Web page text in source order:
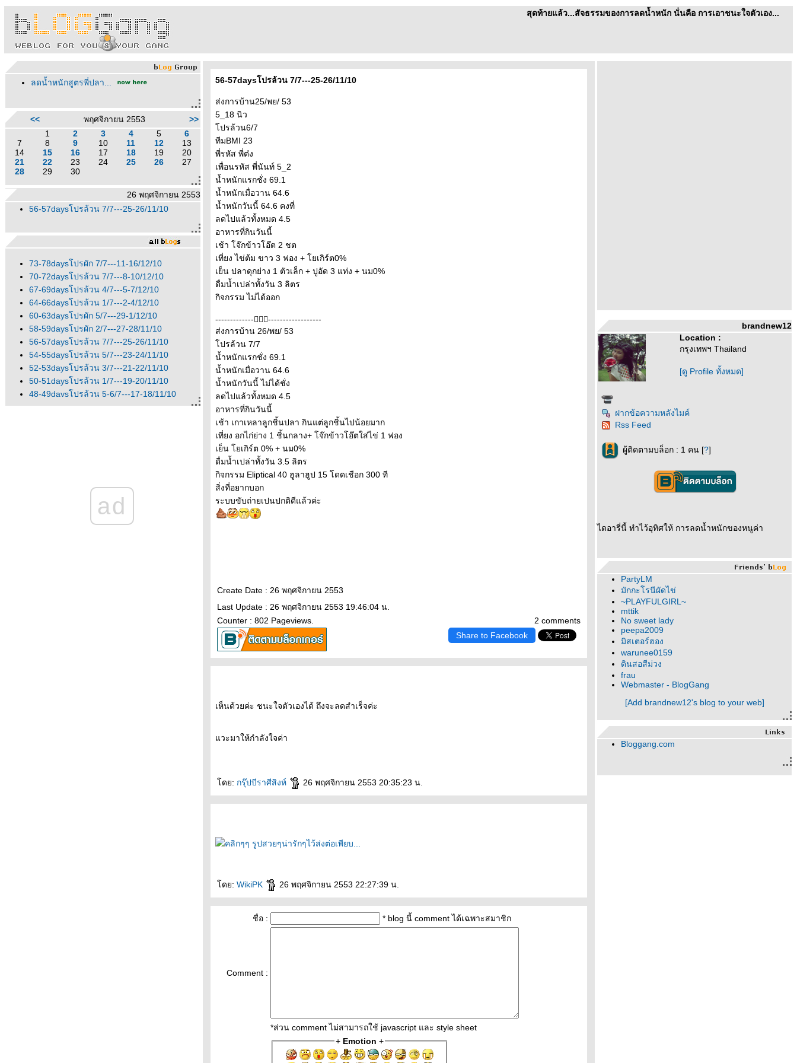
สุดท้ายแล้ว...สัจธรรมของการลดน้ำหนัก นั่นคือ การเอาชนะใจตัวเอง...
ลดน้ำหนักสูตรพี่ปลา...
<< พฤศจิกายน 2553
>>
1
2 3 4 5
6
7
8 9 10 11 12
13
14
15 16 17 18 19
20
21
22 23 24 25 26
27
28
29 30
26 พฤศจิกายน 2553
56-57daysโปรล้วน 7/7---25-26/11/10
73-78daysโปรผัก 7/7---11-16/12/10
70-72daysโปรล้วน 7/7---8-10/12/10
67-69daysโปรล้วน 4/7---5-7/12/10
64-66daysโปรล้วน 1/7---2-4/12/10
60-63daysโปรผัก 5/7---29-1/12/10
58-59daysโปรผัก 2/7---27-28/11/10
56-57daysโปรล้วน 7/7---25-26/11/10
54-55daysโปรล้วน 5/7---23-24/11/10
52-53daysโปรล้วน 3/7---21-22/11/10
50-51daysโปรล้วน 1/7---19-20/11/10
48-49daysโปรล้วน 5-6/7---17-18/11/10
47daysโปรล้วน 4/7---15/11/10
39daysโปรล้วน 3/7---8/11/10
38daysโปรล้วน 2/7---7/11/10
37daysโปรล้วน 1/7---6/11/10
36daysโปรผัก 5/5---5/11/10
ad
56-57daysโปรล้วน 7/7---25-26/11/10
ส่งการบ้าน25/พย/ 53
5_18 นิว
ปรล้วน6/7
ทีมBMI 23
พี่รหัส พี่ต๋ง
เพื่อนรหัส พี่นันท์ 5_2
น้ำหนักแรกชั่ง 69.1
น้ำหนักเมื่อวาน 64.6
น้ำหนักวันนี้ 64.6 คงที่
ลดไปแล้วทั้งหมด 4.5
อาหารที่กินวันนี้
เช้า โจ๊กข้าวโอ๊ต 2 ชต
เที่ยง ไข่ต้ม ขาว 3 ฟอง + โยเกิร์ต0%
เย็น ปลาดุกย่าง 1 ตัวเล็ก + ปูอัด 3 แท่ง + นม0%
ดื่มน้ำเปล่าทั้งวัน 3 ลิตร
กิจกรรม ไม่ได้ออก
-------------------------------
ส่งการบ้าน 26/พย/ 53
ปรล้วน 7/7
น้ำหนักแรกชั่ง 69.1
น้ำหนักเมื่อวาน 64.6
น้ำหนักวันนี้ ไม่ได้ชั่ง
ลดไปแล้วทั้งหมด 4.5
อาหารที่กินวันนี้
เช้า เกาเหลาลูกชิ้นปลา กินแต่ลูกชิ้นไปน้อยมาก
เที่ยง อกไก่ย่าง 1 ชิ้นกลาง+ โจ๊กข้าวโอ๊ตใส่ไข่ 1 ฟอง
เย็น โยเกิร์ต 0% + นม0%
ดื่มน้ำเปล่าทั้งวัน 3.5 ลิตร
กิจกรรม Eliptical 40 ฮูลาฮูป 15 โดดเชือก 300 ที
สิ่งที่อยากบอก
ระบบขับถ่ายเปนปกติดีแล้วค่ะ
Create Date : 26 พฤศจิกายน 2553
2 comments
Last Update : 26 พฤศจิกายน 2553 19:46:04 น.
Counter : 802 Pageviews.
Share to Facebook
เห็นด้วยค่ะ ชนะใจตัวเองได้ ถึงจะลดสำเร็จค่ะ
วะมาให้กำลังใจค่า
ดย: กรุ๊ปบีราศีสิงห์ 26 พฤศจิกายน 2553 20:35:23 น.
ดย: WikiPK 26 พฤศจิกายน 2553 22:27:39 น.
ชื่อ : * blog นี้ comment ได้เฉพาะสมาชิก
Comment :
*ส่วน comment ไม่สามารถใช้ javascript และ style sheet
+ Emotion +
brandnew12
Location :
กรุงเทพฯ Thailand
[ดู Profile ทั้งหมด]
ฝากข้อความหลังไมค์
Rss Feed
ผู้ติดตามบล็อก : 1 คน [?]
ไดอารี่นี้ ทำไว้อุทิศให้ การลดน้ำหนักของหนูค่า
PartyLM
มักกะโรนีผัดไข่
~PLAYFULGIRL~
mttik
No sweet lady
peepa2009
มิสเตอร์ฮอง
warunee0159
ดินสอสีม่วง
frau
Webmaster - BlogGang
[Add brandnew12's blog to your web]
Bloggang.com